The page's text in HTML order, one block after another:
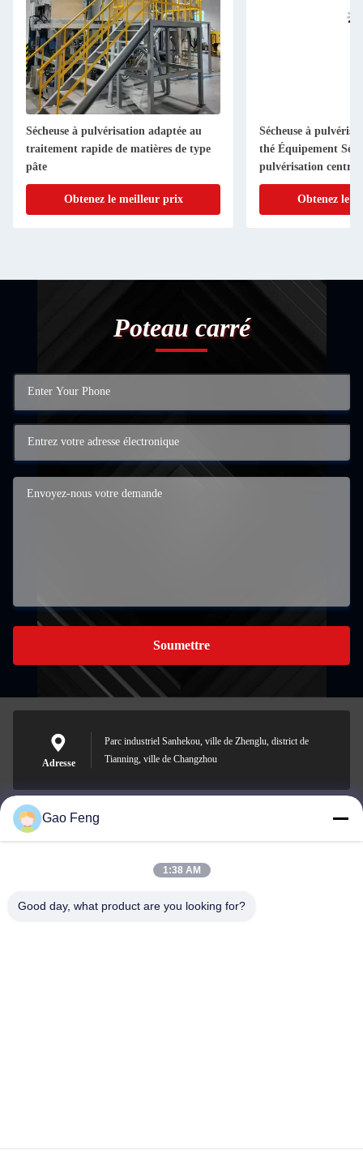
Sécheuse à pulvérisation adaptée au
traitement rapide de matières de type
pâte
Obtenez le meilleur prix
Sécheuse à
thé Équipement
pulvérisation
dans l'industrie
Obtenez le
Poteau carré
Soumettre
Adresse
Parc industriel Sanhekou, ville de Zhenglu, district de
Tianning, ville de Changzhou
suli@sulidry.com
Gao Feng
1:38 AM
Good day, what product are you looking for?